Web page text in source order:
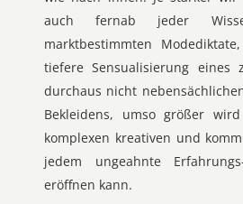
auch fernab jeder
marktbestimmten
tiefere Sensualisierung eines
durchaus nicht
Bekleidens, umso größer
komplexen kreativen und
jedem ungeahnte
eröffnen kann.